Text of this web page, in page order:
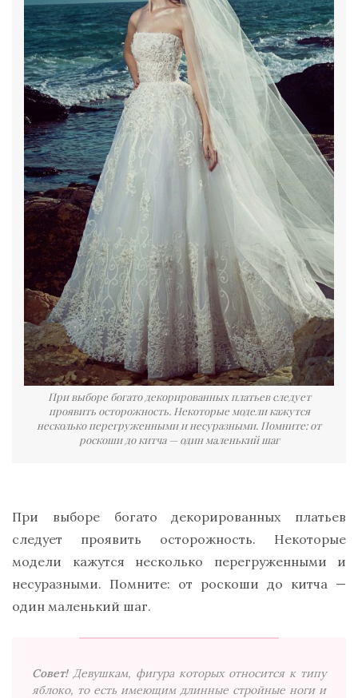
При выборе богато декорированных платьев следует
проявить осторожность. Некоторые модели кажутся
несколько перегруженными и несуразными. Помните: от
роскоши до китча — один маленький шаг
При выборе богато декорированных платьев
следует проявить осторожность. Некоторые
модели кажутся несколько перегруженными и
несуразными. Помните: от роскоши до китча —
один маленький шаг.
Совет! Девушкам, фигура которых относится к типу
яблоко, то есть имеющим длинные стройные ноги и